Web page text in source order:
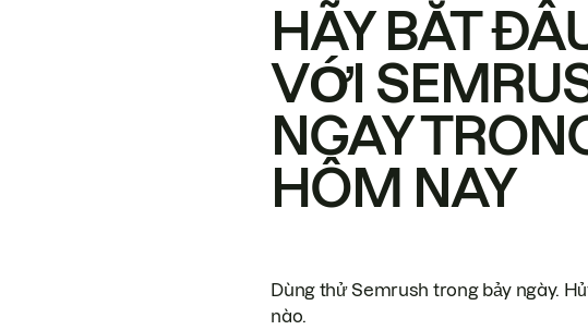
HÃY BẮT
VỚI
NGAY
HÔM NAY
Dùng thử Semrush trong bảy ngày.
nào.